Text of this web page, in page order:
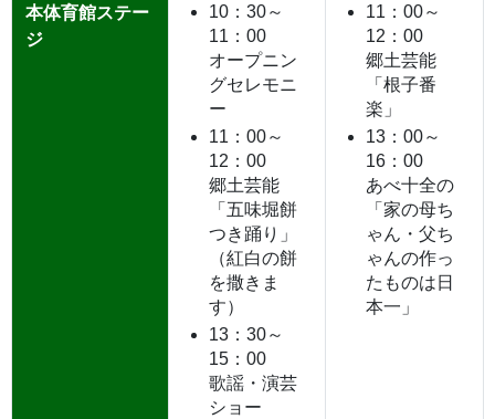
本体育館ステー
ジ
10：30～
11：00
オープニン
グセレモニ
ー
11：00～
12：00
郷土芸能
「五味堀餅
つき踊り」
（紅白の餅
を撒きま
す）
13：30～
15：00
歌謡・演芸
ショー
11：00～
12：00
郷土芸能
「根子番
楽」
13：00～
16：00
あべ十全の
「家の母ち
ゃん・父ち
ゃんの作っ
たものは日
本一」